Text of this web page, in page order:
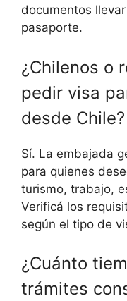
documentos
pasaporte.
¿Chilenos o
pedir visa
desde Chile?
Sí. La embajada
para quienes
turismo, trabajo,
Verificá los
según el tipo de
¿Cuánto
trámites